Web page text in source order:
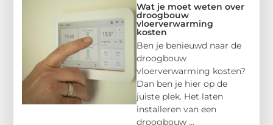
Wat je moet weten over
droogbouw
vloerverwarming
kosten
Ben je benieuwd naar de
droogbouw
vloerverwarming kosten?
Dan ben je hier op de
juiste plek. Het laten
installeren van een
droogbouw ...